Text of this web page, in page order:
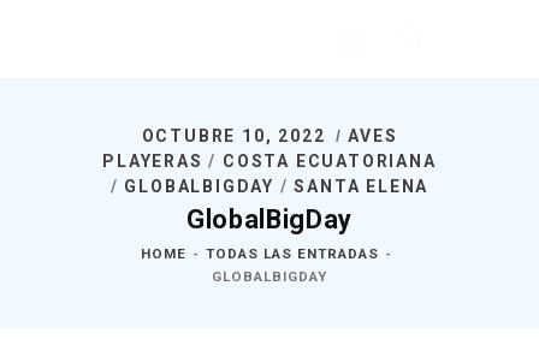
OCTUBRE 10, 2022
AVES
PLAYERAS / COSTA ECUATORIANA
/ GLOBALBIGDAY /SANTA ELENA
GlobalBigDay
HOME
TODAS LAS ENTRADAS
GLOBALBIGDAY
Inicio
Nosotros
¿Qué Hacemos?